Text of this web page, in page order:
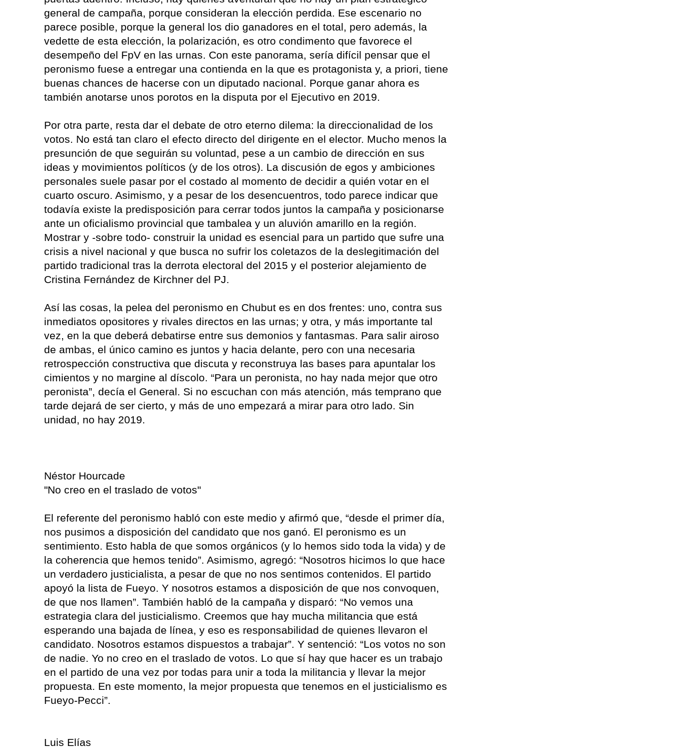
general de campaña, porque consideran la elección perdida. Ese escenario no
parece posible, porque la general los dio ganadores en el total, pero además, la
vedette de esta elección, la polarización, es otro condimento que favorece el
desempeño del FpV en las urnas. Con este panorama, sería difícil pensar que el
peronismo fuese a entregar una contienda en la que es protagonista y, a priori, tiene
buenas chances de hacerse con un diputado nacional. Porque ganar ahora es
también anotarse unos porotos en la disputa por el Ejecutivo en 2019.
Por otra parte, resta dar el debate de otro eterno dilema: la direccionalidad de los
votos. No está tan claro el efecto directo del dirigente en el elector. Mucho menos la
presunción de que seguirán su voluntad, pese a un cambio de dirección en sus
ideas y movimientos políticos (y de los otros). La discusión de egos y ambiciones
personales suele pasar por el costado al momento de decidir a quién votar en el
cuarto oscuro. Asimismo, y a pesar de los desencuentros, todo parece indicar que
todavía existe la predisposición para cerrar todos juntos la campaña y posicionarse
ante un oficialismo provincial que tambalea y un aluvión amarillo en la región.
Mostrar y -sobre todo- construir la unidad es esencial para un partido que sufre una
crisis a nivel nacional y que busca no sufrir los coletazos de la deslegitimación del
partido tradicional tras la derrota electoral del 2015 y el posterior alejamiento de
Cristina Fernández de Kirchner del PJ.
Así las cosas, la pelea del peronismo en Chubut es en dos frentes: uno, contra sus
inmediatos opositores y rivales directos en las urnas; y otra, y más importante tal
vez, en la que deberá debatirse entre sus demonios y fantasmas. Para salir airoso
de ambas, el único camino es juntos y hacia delante, pero con una necesaria
retrospección constructiva que discuta y reconstruya las bases para apuntalar los
cimientos y no margine al díscolo. “Para un peronista, no hay nada mejor que otro
peronista”, decía el General. Si no escuchan con más atención, más temprano que
tarde dejará de ser cierto, y más de uno empezará a mirar para otro lado. Sin
unidad, no hay 2019.
Néstor Hourcade
"No creo en el traslado de votos"
El referente del peronismo habló con este medio y afirmó que, “desde el primer día,
nos pusimos a disposición del candidato que nos ganó. El peronismo es un
sentimiento. Esto habla de que somos orgánicos (y lo hemos sido toda la vida) y de
la coherencia que hemos tenido”. Asimismo, agregó: “Nosotros hicimos lo que hace
un verdadero justicialista, a pesar de que no nos sentimos contenidos. El partido
apoyó la lista de Fueyo. Y nosotros estamos a disposición de que nos convoquen,
de que nos llamen”. También habló de la campaña y disparó: “No vemos una
estrategia clara del justicialismo. Creemos que hay mucha militancia que está
esperando una bajada de línea, y eso es responsabilidad de quienes llevaron el
candidato. Nosotros estamos dispuestos a trabajar”. Y sentenció: “Los votos no son
de nadie. Yo no creo en el traslado de votos. Lo que sí hay que hacer es un trabajo
en el partido de una vez por todas para unir a toda la militancia y llevar la mejor
propuesta. En este momento, la mejor propuesta que tenemos en el justicialismo es
Fueyo-Pecci”.
Luis Elías